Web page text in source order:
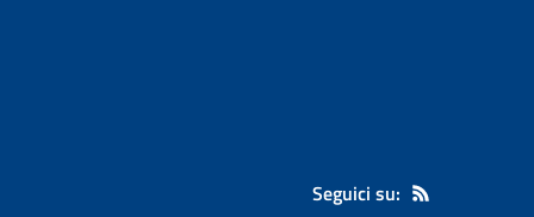
Seguici su: